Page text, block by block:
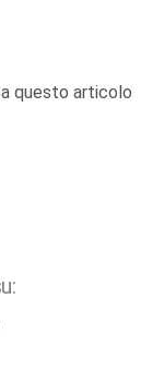
questo articolo